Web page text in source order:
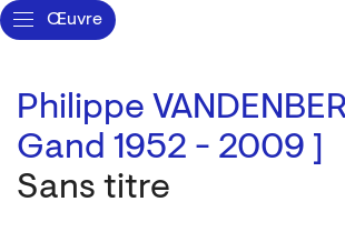
Œuvre
Philippe
Gand 1952 - 2009 ]
Sans titre